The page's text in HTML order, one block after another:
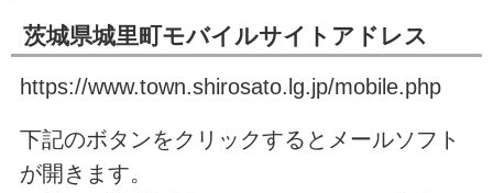
茨城県城里町モバイルサイトアドレス
https://www.town.shirosato.lg.jp/mobile.php
下記のボタンをクリックするとメールソフト
が開きます。